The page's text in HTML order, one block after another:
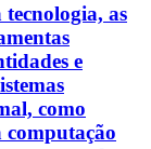
as
e
como
computação